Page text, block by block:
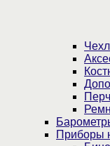
Приборы